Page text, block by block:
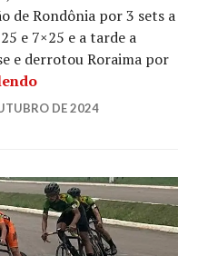
de Rondônia por 3 sets a
e 7×25 e a tarde a
e derrotou Roraima por
DE 2024